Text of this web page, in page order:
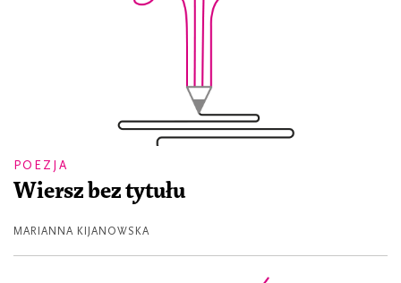
POEZJA
Wiersz bez tytułu
MARIANNA KIJANOWSKA